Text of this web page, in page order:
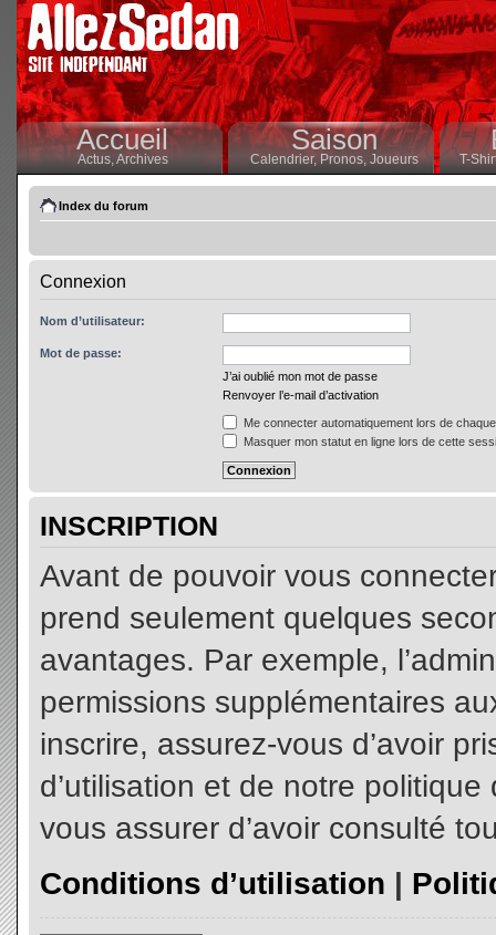
Accueil
Actus,Archives
Saison
Calendrier,Pronos, Joueurs T-
Index du forum
Connexion
Nom d’utilisateur:
Mot de passe:
J’ai oublié mon mot de passe
Renvoyer l’e-mail d’activation
Me connecter automatiquement lors de
Masquer mon statut en ligne lors de cette
INSCRIPTION
Avant de pouvoir vous
prend seulement quelques
avantages. Par exemple,
permissions supplémentaires
inscrire, assurez-vous d’avoir
d’utilisation et de notre
vous assurer d’avoir consulté
Conditions d’utilisation |